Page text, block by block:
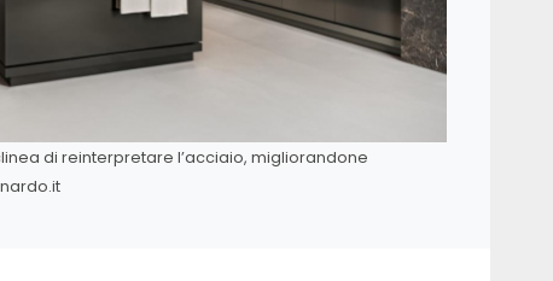
di reinterpretare l’acciaio, migliorandone